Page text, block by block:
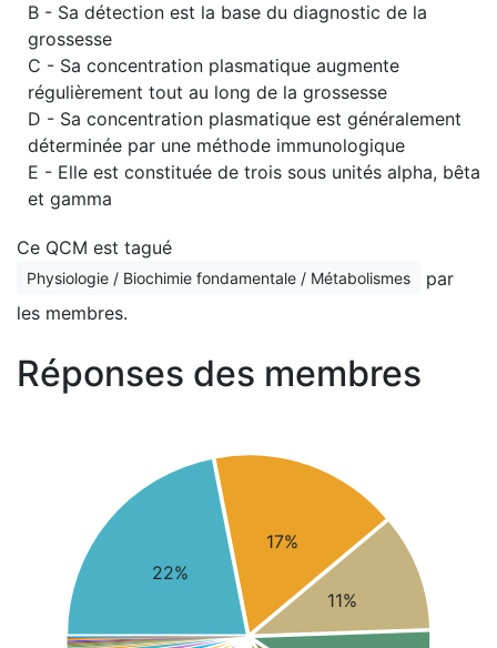
B - Sa détection est la base du diagnostic de la
grossesse
C - Sa concentration plasmatique augmente
régulièrement tout au long de la grossesse
D - Sa concentration plasmatique est généralement
déterminée par une méthode immunologique
E - Elle est constituée de trois sous unités alpha, bêta
et gamma
Ce QCM est tagué
Physiologie / Biochimie fondamentale / Métabolismes
par
les membres.
Réponses des membres
22%
17%
11%